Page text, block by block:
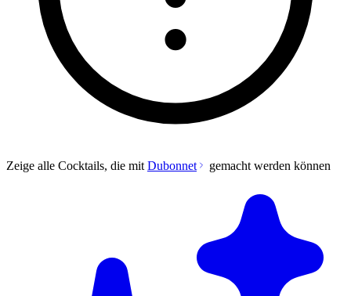
Zeige alle Cocktails, die mit Dubonnet gemacht werden können